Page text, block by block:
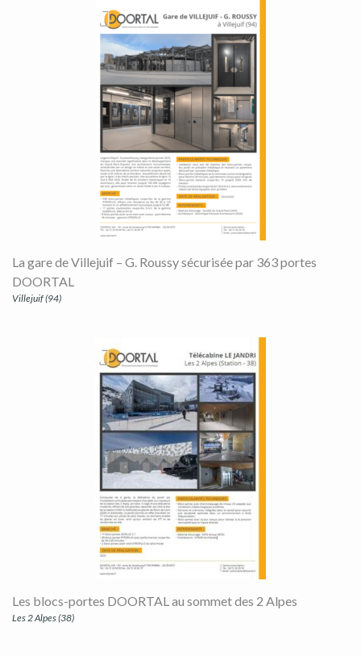
La gare de Villejuif – G. Roussy sécurisée par 363 portes
DOORTAL
Villejuif (94)
Les blocs-portes DOORTAL au sommet des 2 Alpes
Les 2 Alpes (38)